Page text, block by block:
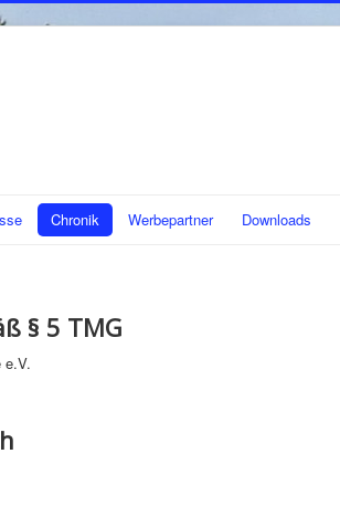
Chronik Werbepartner Downloads
§ 5 TMG
e.V.